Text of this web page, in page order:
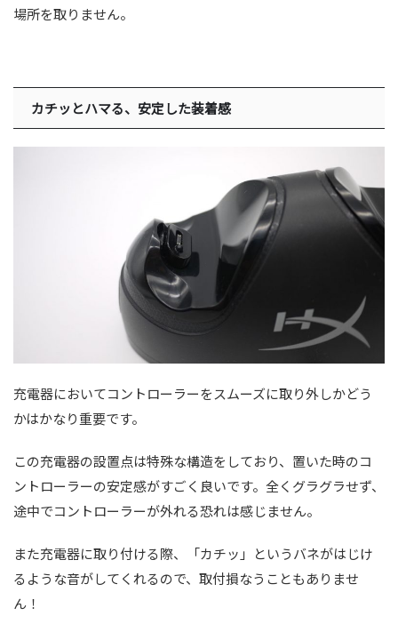
場所を取りません。
カチッとハマる、安定した装着感
充電器においてコントローラーをスムーズに取り外しかどう
かはかなり重要です。
この充電器の設置点は特殊な構造をしており、置いた時のコ
ントローラーの安定感がすごく良いです。全くグラグラせず、
途中でコントローラーが外れる恐れは感じません。
また充電器に取り付ける際、「カチッ」というバネがはじけ
るような音がしてくれるので、取付損なうこともありませ
ん！